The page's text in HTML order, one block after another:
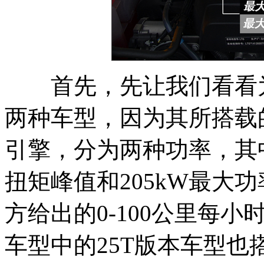
首先，先让我们看看
两种车型，因为其所搭
引擎，分为两种功率，
扭矩峰值和205kW最大
方给出的0-100公里每小
车型中的25T版本车型也